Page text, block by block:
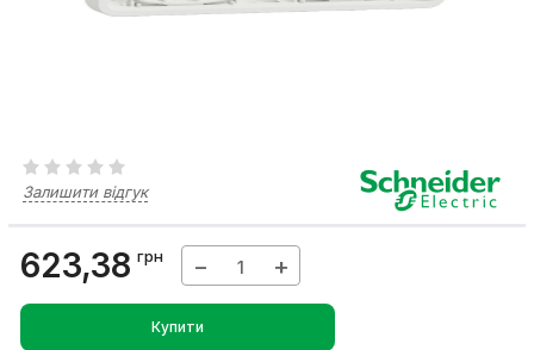
Залишити відгук
623,38 грн − +
Купити